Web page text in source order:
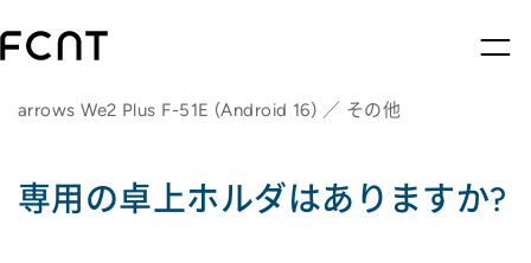
arrows We2 Plus F-51E (Android 16) ／ その他
専用の卓上ホルダはありますか?